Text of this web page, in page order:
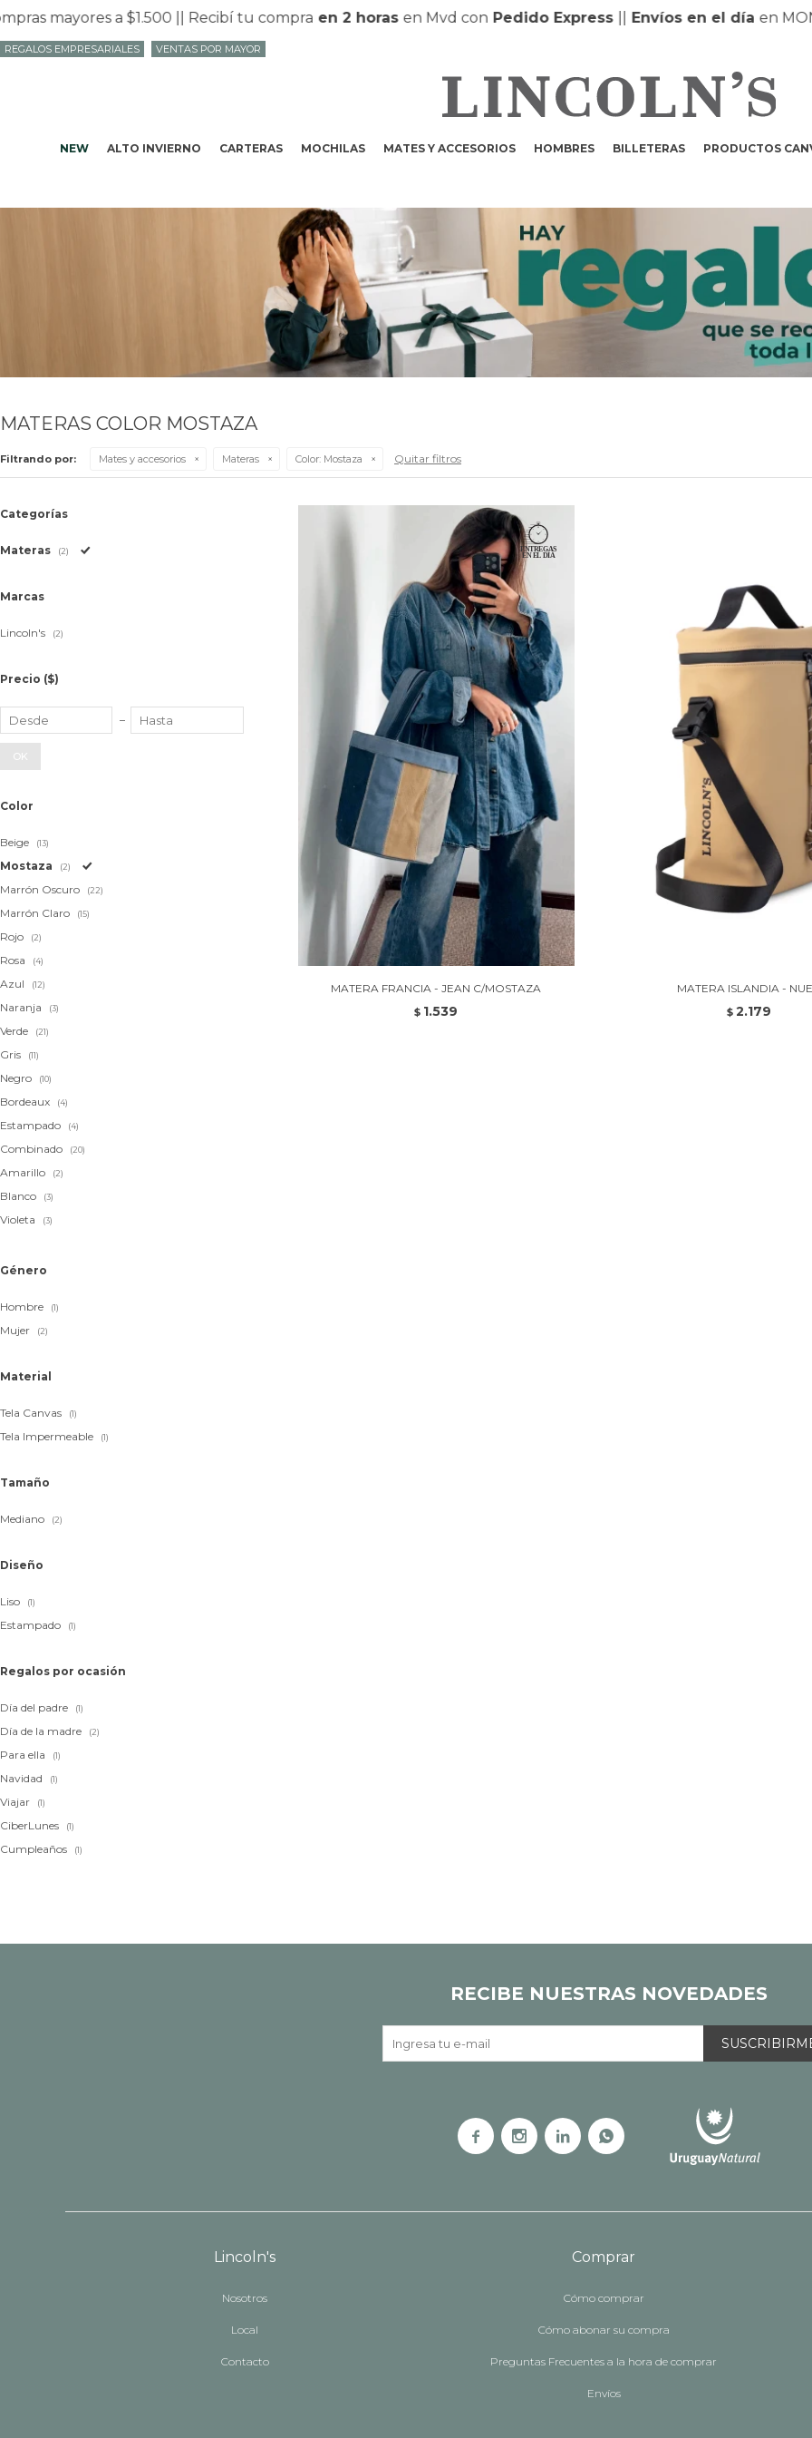
mayores a $1.500 || Recibí tu compraen 2 horasen Mvd con Pedido Express||Envíos en el díaen
NEW ALTO INVIERNO CARTERAS MOCHILAS MATES Y ACCESORIOS HOMBRES BILLETERAS PRODUCTOS
REGALOS EMPRESARIALES VENTAS POR MAYOR
MATERAS COLOR MOSTAZA
Filtrando por: Mates y accesorios Materas Color: Mostaza Quitar filtros
MATERA FRANCIA - JEAN C/MOSTAZA
$ 1.539
MATERA ISLANDIA -
$ 2.179
Categorías
Materas (2)
Marcas
Lincoln's (2)
Precio ($)
OK
Color
Beige (13)
Mostaza (2)
Marrón Oscuro (22)
Marrón Claro (15)
Rojo (2)
Rosa (4)
Azul (12)
Naranja (3)
Verde (21)
Gris (11)
Negro (10)
Bordeaux (4)
Estampado (4)
Combinado (20)
Amarillo (2)
Blanco (3)
Violeta (3)
Género
Hombre (1)
Mujer (2)
Material
Tela Canvas (1)
Tela Impermeable (1)
Tamaño
Mediano (2)
Diseño
Liso (1)
Estampado (1)
Regalos por ocasión
Día del padre (1)
Día de la madre (2)
Para ella (1)
Navidad (1)
Viajar (1)
CiberLunes (1)
Cumpleaños (1)
Lincoln's
Nosotros
Local
Contacto
Comprar
Cómo comprar
Cómo abonar su compra
Preguntas Frecuentes a la hora de comprar
Envíos
RECIBE NUESTRAS NOVEDADES
   